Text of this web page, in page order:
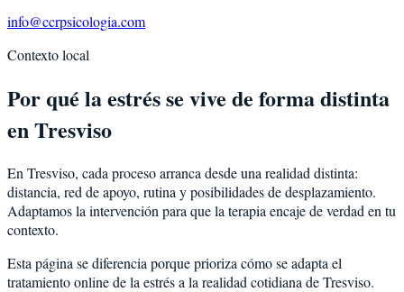
info@ccrpsicologia.com
Contexto local
Por qué la estrés se vive de forma distinta
en Tresviso
En Tresviso, cada proceso arranca desde una realidad distinta:
distancia, red de apoyo, rutina y posibilidades de desplazamiento.
Adaptamos la intervención para que la terapia encaje de verdad en tu
contexto.
Esta página se diferencia porque prioriza cómo se adapta el
tratamiento online de la estrés a la realidad cotidiana de Tresviso.